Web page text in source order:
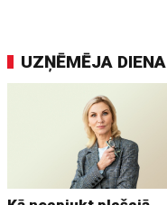
UZŅĒMĒJA DIENA